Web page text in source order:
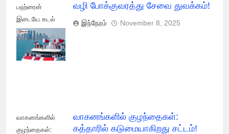
பஹ்ரைன்
இடையே கடல்
வழி
போக்குவரத்து
சேவை துவக்கம்!
வழி போக்குவரத்து சேவை துவக்கம்!
இந்நேரம் November 8, 2025
வாகனங்களில்
குழந்தைகள்:
வாகனங்களில் குழந்தைகள்:
கத்தாரில் கடுமையாகிறது சட்டம்!